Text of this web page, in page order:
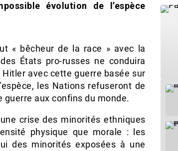
évolution de l’espèce
« bêcheur de la race » avec la
États pro-russes ne conduira
avec cette guerre basée sur
les Nations refuseront de
aux confins du monde.
crise des minorités ethniques
physique que morale : les
des minorités exposées à une